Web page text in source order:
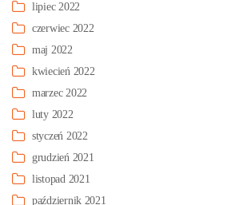
lipiec 2022
czerwiec 2022
maj 2022
kwiecień 2022
marzec 2022
luty 2022
styczeń 2022
grudzień 2021
listopad 2021
październik 2021